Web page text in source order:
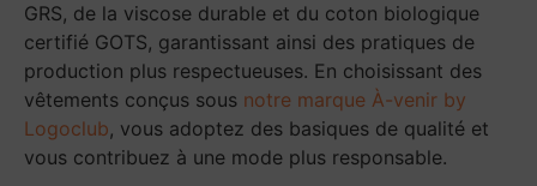
GRS, de la viscose durable et du coton biologique
certifié GOTS, garantissant ainsi des pratiques de
production plus respectueuses. En choisissant des
vêtements conçus sous notre marque À-venir by
Logoclub, vous adoptez des basiques de qualité et
vous contribuez à une mode plus responsable.